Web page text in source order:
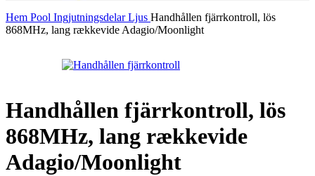
Hem Pool IngjutningsdelarLjus Handhållen fjärrkontroll, lös
868MHz, lang rækkevide Adagio/Moonlight
Handhållen fjärrkontroll, lös
868MHz, lang rækkevide
Adagio/Moonlight